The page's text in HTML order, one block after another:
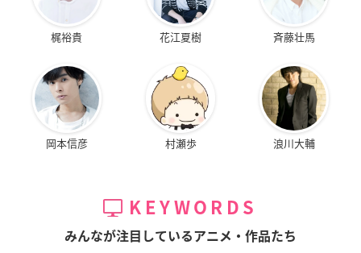
梶裕貴 花江夏樹 斉藤壮馬
岡本信彦 村瀬歩 浪川大輔
KEYWORDS
みんなが注目しているアニメ・作品たち